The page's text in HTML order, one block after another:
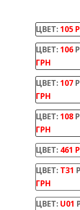
ЦВЕТ: 105
ЦВЕТ: 106
ГРН
ЦВЕТ: 107
ГРН
ЦВЕТ: 108
ГРН
ЦВЕТ: 461
ЦВЕТ: T31
ГРН
ЦВЕТ: U01